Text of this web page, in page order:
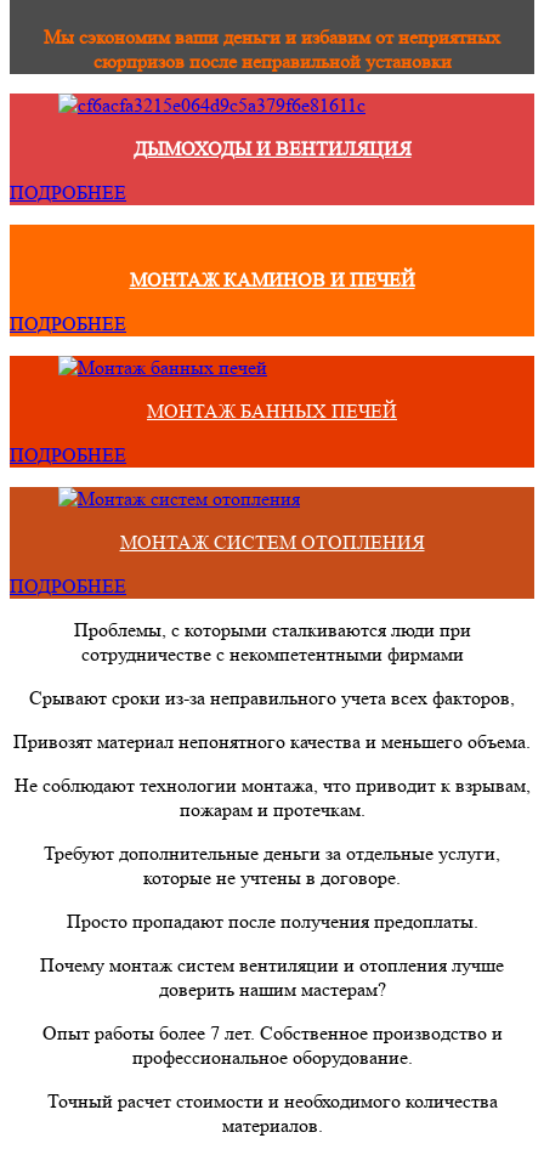
Мы сэкономим ваши деньги и избавим от неприятных
сюрпризов после неправильной установки
ДЫМОХОДЫ И ВЕНТИЛЯЦИЯ
ПОДРОБНЕЕ
МОНТАЖ КАМИНОВ И ПЕЧЕЙ
ПОДРОБНЕЕ
МОНТАЖ БАННЫХ ПЕЧЕЙ
ПОДРОБНЕЕ
МОНТАЖ СИСТЕМ ОТОПЛЕНИЯ
ПОДРОБНЕЕ
Проблемы, с которыми сталкиваются люди при
сотрудничестве с некомпетентными фирмами
Срывают сроки из-за неправильного учета всех факторов,
Привозят материал непонятного качества и меньшего объема.
Не соблюдают технологии монтажа, что приводит к взрывам,
пожарам и протечкам.
Требуют дополнительные деньги за отдельные услуги,
которые не учтены в договоре.
Просто пропадают после получения предоплаты.
Почему монтаж систем вентиляции и отопления лучше
доверить нашим мастерам?
Опыт работы более 7 лет. Собственное производство и
профессиональное оборудование.
Точный расчет стоимости и необходимого количества
материалов.